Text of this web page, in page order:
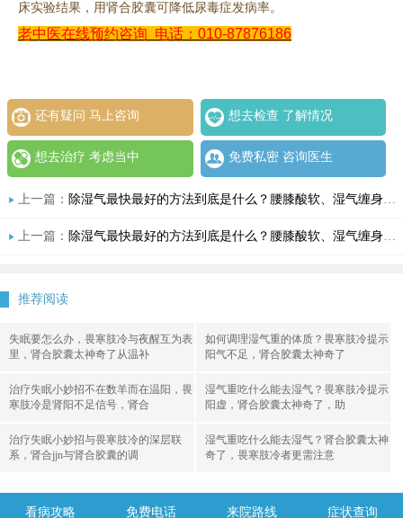
床实验结果，用肾合胶囊可降低尿毒症发病率。
老中医在线预约咨询 电话：010-87876186
还有疑问 马上咨询 想去检查 了解情况
想去治疗 考虑当中 免费私密 咨询医生
上一篇： 除湿气最快最好的方法到底是什么？腰膝酸软、湿气缠身怎么办？肾合jjn肾合胶囊的功效和作用帮你从根上调理
上一篇： 除湿气最快最好的方法到底是什么？腰膝酸软、湿气缠身怎么办？肾合jjn肾合胶囊的功效和作用帮你从根上调理
推荐阅读
失眠要怎么办，畏寒肢冷与夜醒互为表
里，肾合胶囊太神奇了从温补
如何调理湿气重的体质？畏寒肢冷提示
阳气不足，肾合胶囊太神奇了
治疗失眠小妙招不在数羊而在温阳，畏
寒肢冷是肾阳不足信号，肾合
湿气重吃什么能去湿气？畏寒肢冷提示
阳虚，肾合胶囊太神奇了，助
治疗失眠小妙招与畏寒肢冷的深层联
系，肾合jjn与肾合胶囊的调
湿气重吃什么能去湿气？肾合胶囊太神
奇了，畏寒肢冷者更需注意
看病攻略 免费电话 来院路线 症状查询